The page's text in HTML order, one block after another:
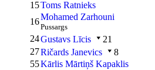
15Toms Ratnieks
16Mohamed Zarhouni
Pussargs
24Gustavs Līcis
21
27Ričards Janevics
8
55Kārlis Mārtiņš Kapaklis